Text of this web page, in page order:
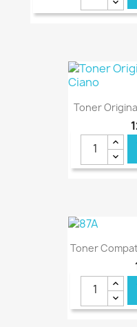
Toner
Toner